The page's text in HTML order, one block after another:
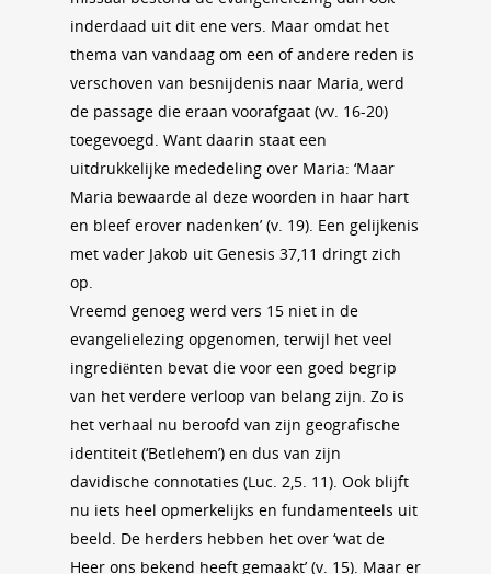
inderdaad uit dit ene vers. Maar omdat het
thema van vandaag om een of andere reden is
verschoven van besnijdenis naar Maria, werd
de passage die eraan voorafgaat (vv. 16-20)
toegevoegd. Want daarin staat een
uitdrukkelijke mededeling over Maria: ‘Maar
Maria bewaarde al deze woorden in haar hart
en bleef erover nadenken’ (v. 19). Een gelijkenis
met vader Jakob uit Genesis 37,11 dringt zich
op.
Vreemd genoeg werd vers 15 niet in de
evangelielezing opgenomen, terwijl het veel
ingrediënten bevat die voor een goed begrip
van het verdere verloop van belang zijn. Zo is
het verhaal nu beroofd van zijn geografische
identiteit (‘Betlehem’) en dus van zijn
davidische connotaties (Luc. 2,5. 11). Ook blijft
nu iets heel opmerkelijks en fundamenteels uit
beeld. De herders hebben het over ‘wat de
Heer ons bekend heeft gemaakt’ (v. 15). Maar er